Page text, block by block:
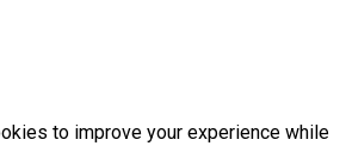
to improve your experience while